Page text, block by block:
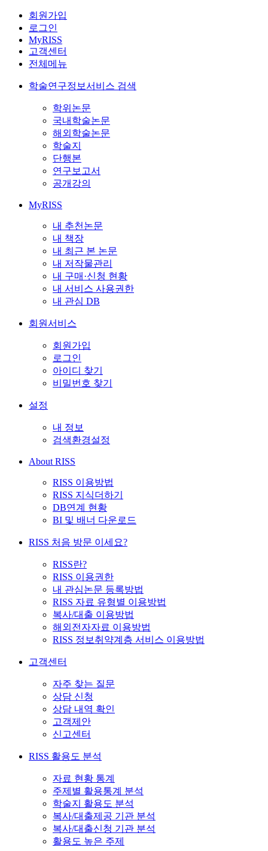
회원가입
로그인
MyRISS
고객센터
전체메뉴
학술연구정보서비스 검색
학위논문
국내학술논문
해외학술논문
학술지
단행본
연구보고서
공개강의
MyRISS
내 추천논문
내 책장
내 최근 본 논문
내 저작물관리
내 구매·신청 현황
내 서비스 사용권한
내 관심 DB
회원서비스
회원가입
로그인
아이디 찾기
비밀번호 찾기
설정
내 정보
검색환경설정
About RISS
RISS 이용방법
RISS 지식더하기
DB연계 현황
BI 및 배너 다운로드
RISS 처음 방문 이세요?
RISS란?
RISS 이용권한
내 관심논문 등록방법
RISS 자료 유형별 이용방법
복사/대출 이용방법
해외전자자료 이용방법
RISS 정보취약계층 서비스 이용방법
고객센터
자주 찾는 질문
상담 신청
상담 내역 확인
고객제안
신고센터
RISS 활용도 분석
자료 현황 통계
주제별 활용통계 분석
학술지 활용도 분석
복사/대출제공 기관 분석
복사/대출신청 기관 분석
활용도 높은 주제